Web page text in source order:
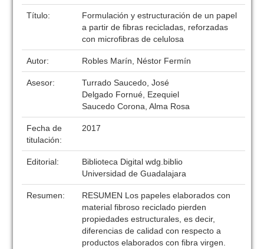
Título:
Formulación y estructuración de un papel
a partir de fibras recicladas, reforzadas
con microfibras de celulosa
Autor: Robles Marín, Néstor Fermín
Asesor:
Turrado Saucedo, José
Delgado Fornué, Ezequiel
Saucedo Corona, Alma Rosa
Fecha de
titulación:
2017
Editorial:
Biblioteca Digital wdg.biblio
Universidad de Guadalajara
Resumen:
RESUMEN Los papeles elaborados con
material fibroso reciclado pierden
propiedades estructurales, es decir,
diferencias de calidad con respecto a
productos elaborados con fibra virgen.